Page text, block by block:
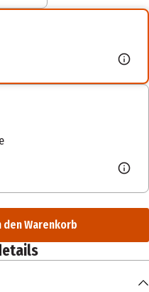
den Warenkorb